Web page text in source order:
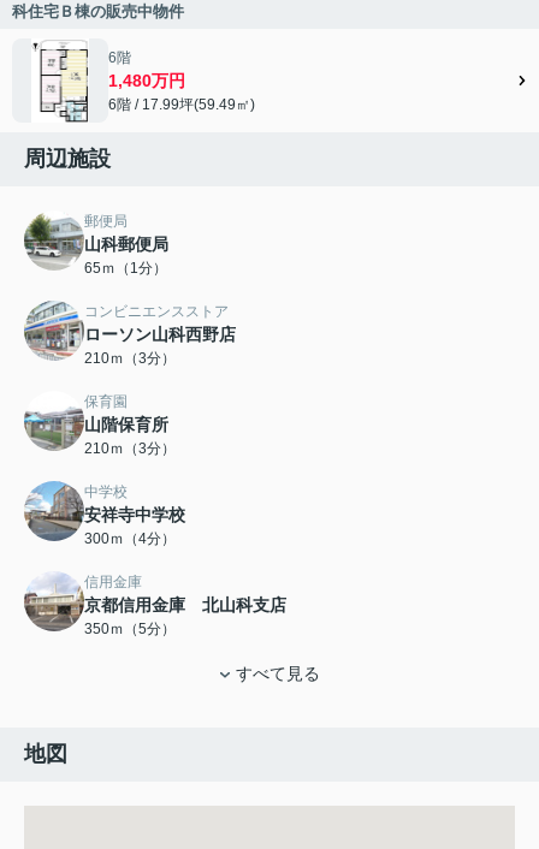
科住宅Ｂ棟の販売中物件
6階
1,480万円
6階 / 17.99坪(59.49㎡)
周辺施設
郵便局
山科郵便局
65ｍ（1分）
コンビニエンスストア
ローソン山科西野店
210ｍ（3分）
保育園
山階保育所
210ｍ（3分）
中学校
安祥寺中学校
300ｍ（4分）
信用金庫
京都信用金庫 北山科支店
350ｍ（5分）
すべて見る
地図